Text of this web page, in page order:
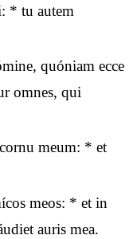
* tu autem
quóniam ecce
omnes, qui
meum: * et
meos: * et in
auris mea.